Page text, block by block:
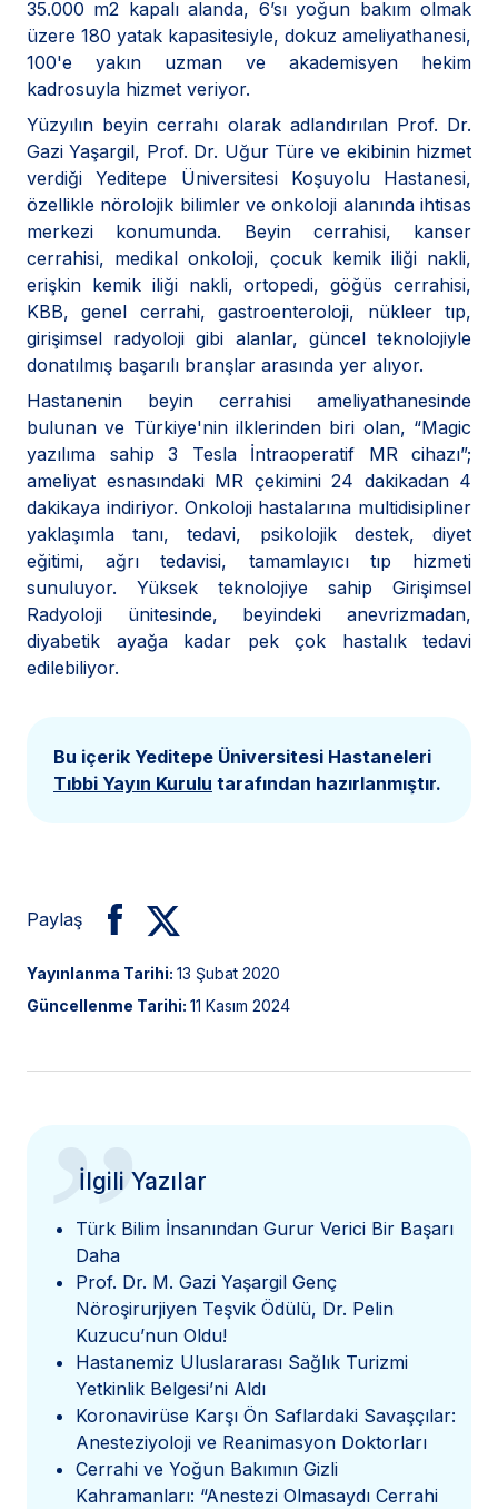
35.000 m2 kapalı alanda, 6’sı yoğun bakım olmak
üzere 180 yatak kapasitesiyle, dokuz ameliyathanesi,
100'e yakın uzman ve akademisyen hekim
kadrosuyla hizmet veriyor.
Yüzyılın beyin cerrahı olarak adlandırılan Prof. Dr.
Gazi Yaşargil, Prof. Dr. Uğur Türe ve ekibinin hizmet
verdiği Yeditepe Üniversitesi Koşuyolu Hastanesi,
özellikle nörolojik bilimler ve onkoloji alanında ihtisas
merkezi konumunda. Beyin cerrahisi, kanser
cerrahisi, medikal onkoloji, çocuk kemik iliği nakli,
erişkin kemik iliği nakli, ortopedi, göğüs cerrahisi,
KBB, genel cerrahi, gastroenteroloji, nükleer tıp,
girişimsel radyoloji gibi alanlar, güncel teknolojiyle
donatılmış başarılı branşlar arasında yer alıyor.
Hastanenin beyin cerrahisi ameliyathanesinde
bulunan ve Türkiye'nin ilklerinden biri olan, “Magic
yazılıma sahip 3 Tesla İntraoperatif MR cihazı”;
ameliyat esnasındaki MR çekimini 24 dakikadan 4
dakikaya indiriyor. Onkoloji hastalarına multidisipliner
yaklaşımla tanı, tedavi, psikolojik destek, diyet
eğitimi, ağrı tedavisi, tamamlayıcı tıp hizmeti
sunuluyor. Yüksek teknolojiye sahip Girişimsel
Radyoloji ünitesinde, beyindeki anevrizmadan,
diyabetik ayağa kadar pek çok hastalık tedavi
edilebiliyor.
Bu içerik Yeditepe Üniversitesi Hastaneleri
Tıbbi Yayın Kurulu tarafından hazırlanmıştır.
Paylaş
Yayınlanma Tarihi: 13 Şubat 2020
Güncellenme Tarihi: 11 Kasım 2024
”
İlgili Yazılar
Türk Bilim İnsanından Gurur Verici Bir Başarı
Daha
Prof. Dr. M. Gazi Yaşargil Genç
Nöroşirurjiyen Teşvik Ödülü, Dr. Pelin
Kuzucu’nun Oldu!
Hastanemiz Uluslararası Sağlık Turizmi
Yetkinlik Belgesi’ni Aldı
Koronavirüse Karşı Ön Saflardaki Savaşçılar:
Anesteziyoloji ve Reanimasyon Doktorları
Cerrahi ve Yoğun Bakımın Gizli
Kahramanları: “Anestezi Olmasaydı Cerrahi